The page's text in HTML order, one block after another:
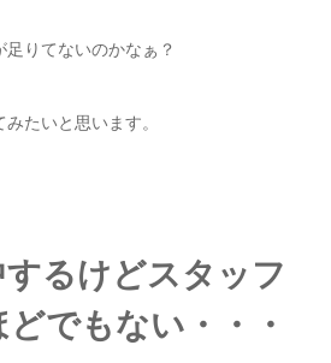
足りてないのかなぁ？
たいと思います。
るけどスタッフ
でもない・・・